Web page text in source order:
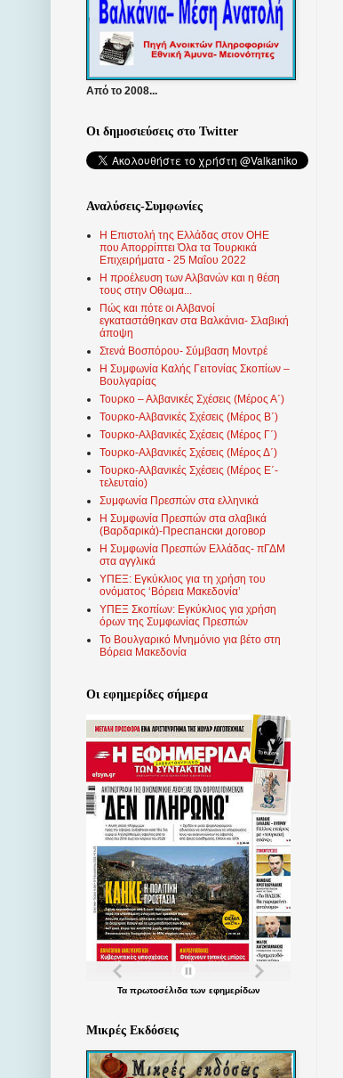
Από το 2008...
Οι δημοσιεύσεις στο Twitter
Αναλύσεις-Συμφωνίες
Η Επιστολή της Ελλάδας στον ΟΗΕ
που Απορρίπτει Όλα τα Τουρκικά
Επιχειρήματα - 25 Μαΐου 2022
Η προέλευση των Αλβανών και η θέση
τους στην Οθωμα...
Πώς και πότε οι Αλβανοί
εγκαταστάθηκαν στα Βαλκάνια- Σλαβική
άποψη
Στενά Βοσπόρου- Σύμβαση Μοντρέ
Η Συμφωνία Καλής Γειτονίας Σκοπίων –
Βουλγαρίας
Τουρκο – Αλβανικές Σχέσεις (Mέρος Α΄)
Τουρκο-Αλβανικές Σχέσεις (Μέρος Β΄)
Τουρκο-Αλβανικές Σχέσεις (Μέρος Γ΄)
Τουρκο-Αλβανικές Σχέσεις (Μέρος Δ΄)
Τουρκο-Αλβανικές Σχέσεις (Μέρος Ε΄-
τελευταίο)
Συμφωνία Πρεσπών στα ελληνικά
Η Συμφωνία Πρεσπών στα σλαβικά
(Βαρδαρικά)-Преспански договор
Η Συμφωνία Πρεσπών Ελλάδας- πΓΔΜ
στα αγγλικά
ΥΠΕΞ: Εγκύκλιος για τη χρήση του
ονόματος ‘Βόρεια Μακεδονία’
ΥΠΕΞ Σκοπίων: Εγκύκλιος για χρήση
όρων της Συμφωνίας Πρεσπών
Το Βουλγαρικό Μνημόνιο για βέτο στη
Βόρεια Μακεδονία
Οι εφημερίδες σήμερα
Τα πρωτοσέλιδατων εφημερίδων
Μικρές Εκδόσεις